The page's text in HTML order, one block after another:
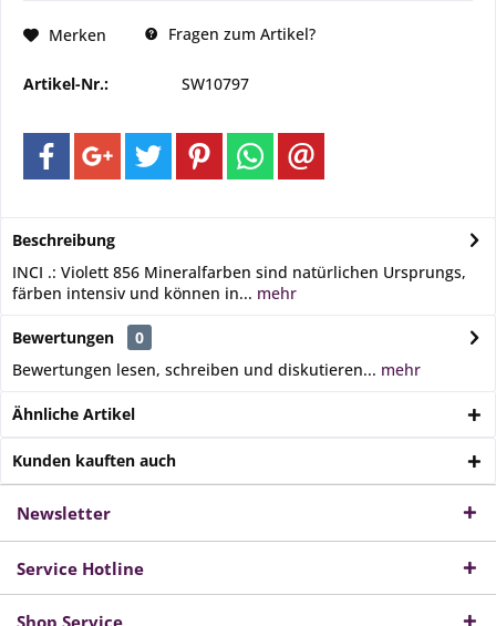
Merken Fragen zum Artikel?
Artikel-Nr.: SW10797
Beschreibung
INCI .: Violett 856 Mineralfarben sind natürlichen Ursprungs,
färben intensiv und können in... mehr
Bewertungen
0
Bewertungen lesen, schreiben und diskutieren... mehr
Ähnliche Artikel
Kunden kauften auch
Newsletter
Service Hotline
Shop Service